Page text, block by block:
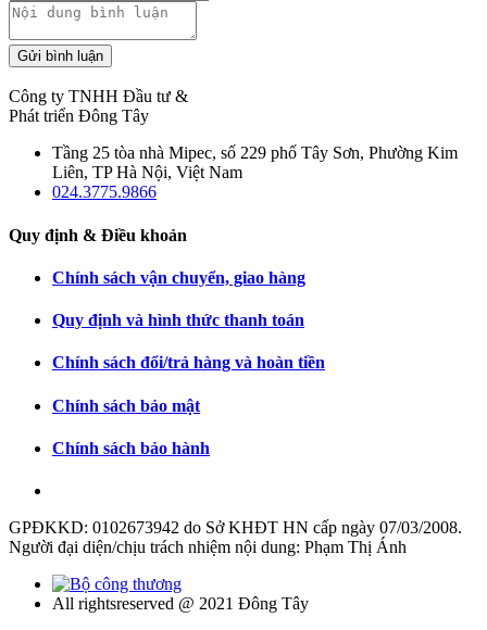
Gửi bình luận
Công ty TNHH Đầu tư &
Phát triển Đông Tây
Tầng 25 tòa nhà Mipec, số 229 phố Tây Sơn, Phường Kim
Liên, TP Hà Nội, Việt Nam
024.3775.9866
Quy định & Điều khoản
Chính sách vận chuyển, giao hàng
Quy định và hình thức thanh toán
Chính sách đổi/trả hàng và hoàn tiền
Chính sách bảo mật
Chính sách bảo hành
GPĐKKD: 0102673942 do Sở KHĐT HN cấp ngày 07/03/2008.
Người đại diện/chịu trách nhiệm nội dung: Phạm Thị Ánh
All rightsreserved @ 2021 Đông Tây